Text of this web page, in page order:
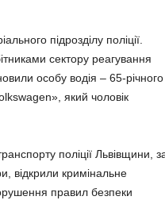
підрозділу поліції.
сектору реагування
особу водія – 65-річного
який чоловік
поліції Львівщини,
відкрили кримінальне
правил безпеки